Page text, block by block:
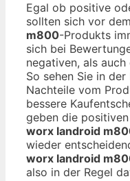
Egal ob positive
sollten sich vor
m800-Produkts
sich bei
negativen, als
So sehen Sie in
Nachteile vom
bessere
geben die
worx landroid
wieder
worx landroid
also in der Regel